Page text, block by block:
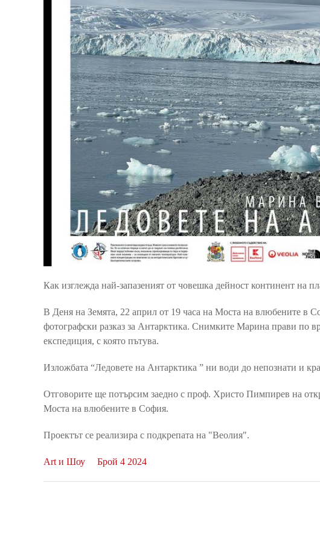
Как изглежда най-запазеният от човешка дейност континент на
В Деня на Земята, 22 април от 19 часа на Моста на влюбените в
фотографски разказ за Антарктика. Снимките Марина прави по
експедиция, с която пътува.
Изложбата “Ледовете на Антарктика ” ни води до непознати и
Отговорите ще потърсим заедно с проф. Христо Пимпирев на
Моста на влюбените в София.
Проектът се реализира с подкрепата на "Веолия".
Art и Шоу Брой 4 2024